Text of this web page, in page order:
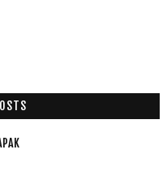
Arab, Inggeris ...